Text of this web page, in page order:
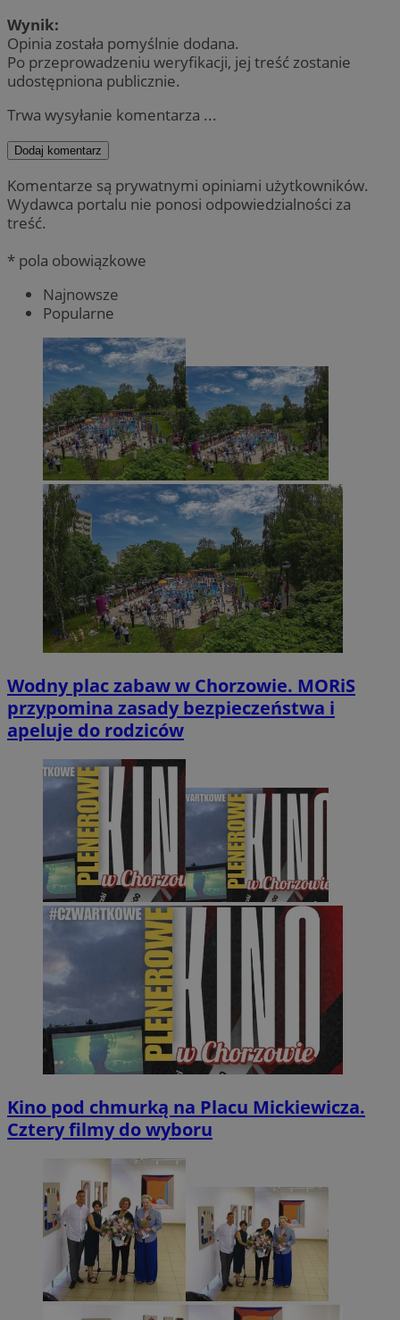
Wynik:
Opinia została pomyślnie dodana.
Po przeprowadzeniu weryfikacji, jej treść zostanie
udostępniona publicznie.
Trwa wysyłanie komentarza ...
Dodaj komentarz
Komentarze są prywatnymi opiniami użytkowników.
Wydawca portalu nie ponosi odpowiedzialności za
treść.
* pola obowiązkowe
Najnowsze
Popularne
Wodny plac zabaw w Chorzowie. MORiS
przypomina zasady bezpieczeństwa i
apeluje do rodziców
Kino pod chmurką na Placu Mickiewicza.
Cztery filmy do wyboru